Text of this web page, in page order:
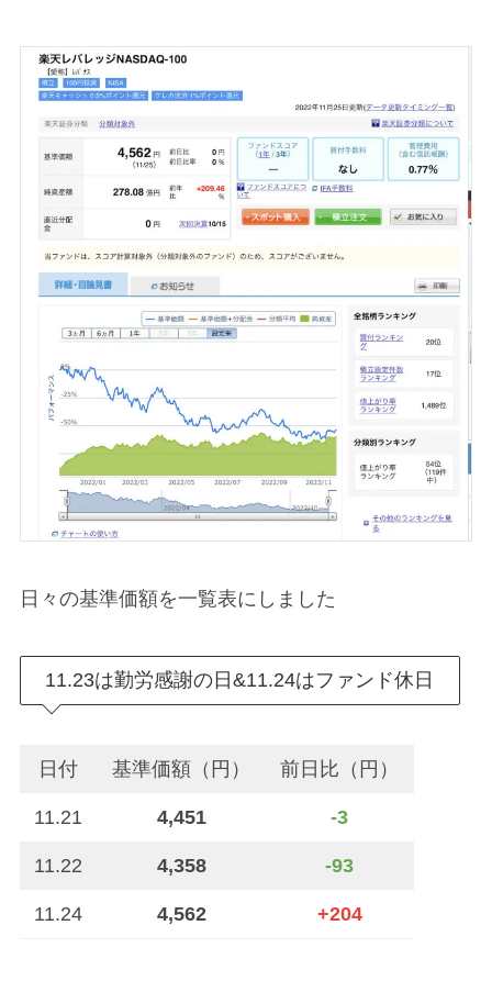
日々の基準価額を一覧表にしました
11.23は勤労感謝の日&11.24はファンド休日
日付 基準価額（円） 前日比（円）
11.21 4,451 -3
11.22 4,358 -93
11.24 4,562 +204